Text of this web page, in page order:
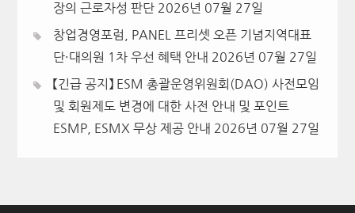
장의 근로자성 판단 2026년 07월 27일
창업경영포럼, PANEL 프리셋 오픈 기념지역대표
단·대의원 1차 우선 혜택 안내 2026년 07월 27일
【긴급 공지】 ESM 총괄운영위원회(DAO) 사전모임
및 회원제도 변경에 대한 사전 안내 및 포인트
ESMP, ESMX 무상 제공 안내 2026년 07월 27일